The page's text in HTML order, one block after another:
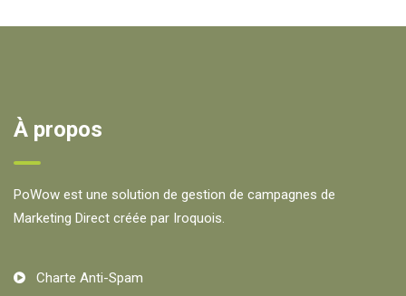
À propos
PoWow est une solution de gestion de campagnes de
Marketing Direct créée par Iroquois.
Charte Anti-Spam